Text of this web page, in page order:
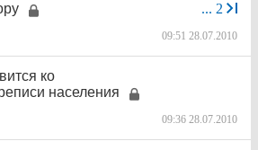
... 2
09:51 28.07.2010
ко
населения
09:36 28.07.2010